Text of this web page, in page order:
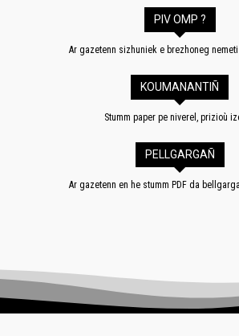
PIV OMP ?
Ar gazetenn sizhuniek e brezhoneg
KOUMANANTIÑ
Stumm paper pe niverel, prizioù
PELLGARGAÑ
Ar gazetenn en he stumm PDF da